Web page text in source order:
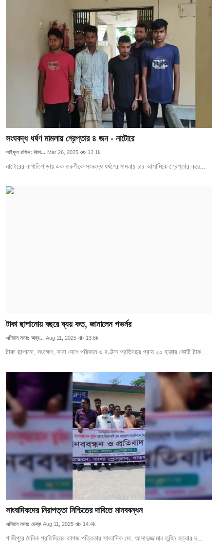
সংঘবদ্ধ ধর্ষণ মামলায় গ্রেপ্তার ৪ জন - নাটোরে
সাইফুল রাফিন: বিশে... Mar 26, 2025 12.1k
নাটোরের বাগাতিপাড়ায় এক তরুণীকে সংঘবদ্ধ ধর্ষণের মামলায় চার আসামিকে গ্রেপ্তার করে...
টাকা ছাপানোয় বছরে ব্যয় কত, জানালেন গভর্নর
এশিয়ান সময়: অন্য... Aug 11, 2025 13.6k
টাকা ছাপানো, সংরক্ষণ, সারা দেশে পরিবহন ও বণ্টনে প্রতিবছর প্রায় ২০ হাজার কোটি টাক...
সাংবাদিকদের নিরাপত্তা নিশ্চিতের দাবিতে মানববন্ধন
এশিয়ান সময়: ডেস্ক Aug 11, 2025 14.4k
গাজীপুরে দৈনিক প্রতিদিনের কাগজ পত্রিকার সাংবাদিক মো. আসাদুজ্জামান তুহিন হত্যার দ...